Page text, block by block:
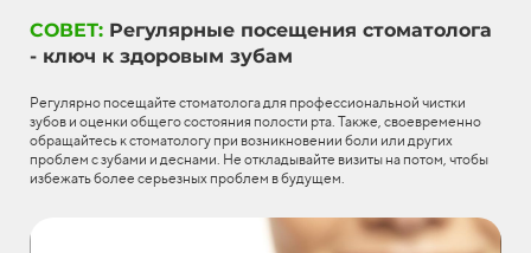
СОВЕТ: Регулярные посещения стоматолога
- ключ к здоровым зубам
Регулярно посещайте стоматолога для профессиональной чистки
зубов и оценки общего состояния полости рта. Также, своевременно
обращайтесь к стоматологу при возникновении боли или других
проблем с зубами и деснами. Не откладывайте визиты на потом, чтобы
избежать более серьезных проблем в будущем.